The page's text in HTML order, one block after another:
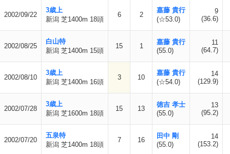
2002/09/22
3歳上
新潟 芝1400m 18頭
6 2
嘉藤 貴行
(☆53.0)
9
(36.6)
2002/08/25
白山特
新潟 芝1400m 15頭
15 1
嘉藤 貴行
(55.0)
11
(64.7)
2002/08/10
3歳上
新潟 芝1400m 16頭
3 10
嘉藤 貴行
(☆54.0)
14
(129.9)
2002/07/28
3歳上
新潟 芝1600m 18頭
15 13
徳吉 孝士
(55.0)
13
(95.2)
2002/07/20
五泉特
新潟 芝1400m 18頭
7 16
田中 剛
(55.0)
14
(153.2)